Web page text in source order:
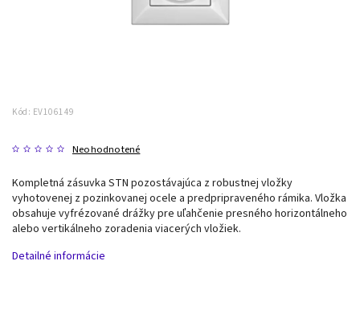
Kód: EV106149
Neohodnotené
Kompletná zásuvka STN pozostávajúca z robustnej vložky
vyhotovenej z pozinkovanej ocele a predpripraveného rámika. Vložka
obsahuje vyfrézované drážky pre uľahčenie presného horizontálneho
alebo vertikálneho zoradenia viacerých vložiek.
Detailné informácie